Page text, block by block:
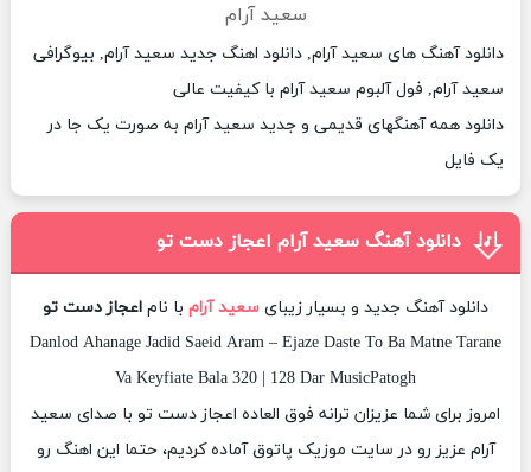
سعید آرام
دانلود آهنگ های سعید آرام, دانلود اهنگ جدید سعید آرام, بیوگرافی
سعید آرام, فول آلبوم سعید آرام با کیفیت عالی
دانلود همه آهنگهای قدیمی و جدید سعید آرام به صورت یک جا در
یک فایل
دانلود آهنگ سعید آرام اعجاز دست تو
دانلود آهنگ جدید و بسیار زیبای سعید آرام با نام اعجاز دست تو
Danlod Ahanage Jadid Saeid Aram – Ejaze Daste To Ba Matne Tarane
Va Keyfiate Bala 320 | 128 Dar MusicPatogh
امروز برای شما عزیزان ترانه فوق العاده اعجاز دست تو با صدای سعید
آرام عزیز رو در سایت موزیک پاتوق آماده کردیم، حتما این اهنگ رو